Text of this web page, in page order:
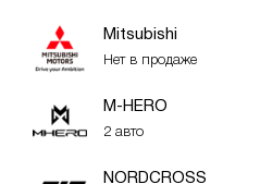
Mitsubishi
Нет в продаже
M-HERO
2 авто
NORDCROSS